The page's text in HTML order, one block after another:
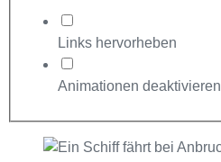
Links hervorheben
Animationen deaktivieren